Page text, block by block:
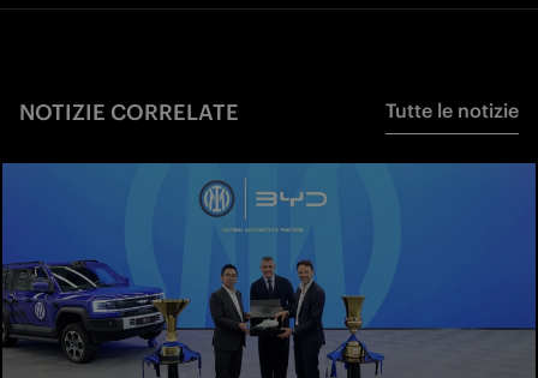
NOTIZIE CORRELATE Tutte le notizie